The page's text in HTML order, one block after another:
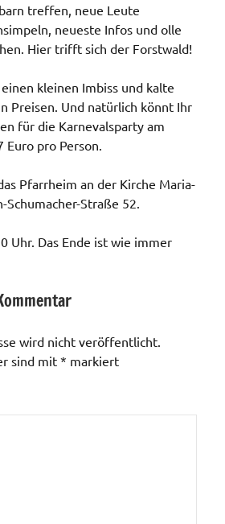
treffen, neue Leute
neueste Infos und olle
Hier trifft sich der Forstwald!
kleinen Imbiss und kalte
Preisen. Und natürlich könnt Ihr
für die Karnevalsparty am
Euro pro Person.
Pfarrheim an der Kirche Maria-
Straße 52.
Uhr. Das Ende ist wie immer
wird nicht veröffentlicht.
sind mit * markiert